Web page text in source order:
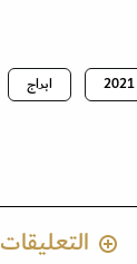
ابراج
التعليقات